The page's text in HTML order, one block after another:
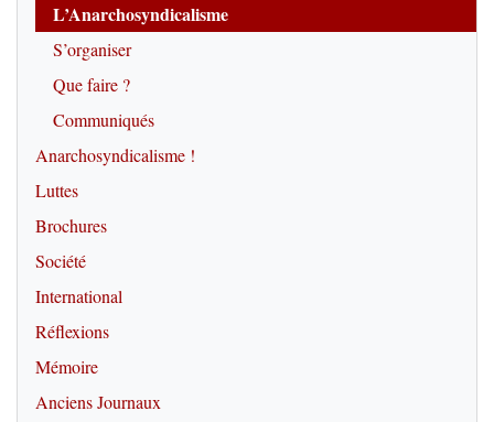
L’Anarchosyndicalisme
S’organiser
Que faire ?
Communiqués
Anarchosyndicalisme !
Luttes
Brochures
Société
International
Réflexions
Mémoire
Anciens Journaux